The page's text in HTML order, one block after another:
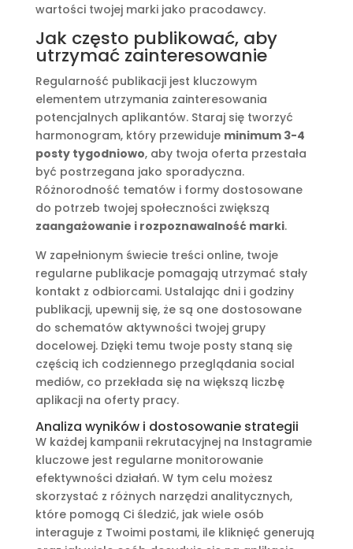
wartości twojej marki jako pracodawcy.
Jak często publikować, aby
utrzymać zainteresowanie
Regularność publikacji jest kluczowym
elementem utrzymania zainteresowania
potencjalnych aplikantów. Staraj się tworzyć
harmonogram, który przewiduje minimum 3-4
posty tygodniowo, aby twoja oferta przestała
być postrzegana jako sporadyczna.
Różnorodność tematów i formy dostosowane
do potrzeb twojej społeczności zwiększą
zaangażowanie i rozpoznawalność marki.
W zapełnionym świecie treści online, twoje
regularne publikacje pomagają utrzymać stały
kontakt z odbiorcami. Ustalając dni i godziny
publikacji, upewnij się, że są one dostosowane
do schematów aktywności twojej grupy
docelowej. Dzięki temu twoje posty staną się
częścią ich codziennego przeglądania social
mediów, co przekłada się na większą liczbę
aplikacji na oferty pracy.
Analiza wyników i dostosowanie strategii
W każdej kampanii rekrutacyjnej na Instagramie
kluczowe jest regularne monitorowanie
efektywności działań. W tym celu możesz
skorzystać z różnych narzędzi analitycznych,
które pomogą Ci śledzić, jak wiele osób
interaguje z Twoimi postami, ile kliknięć generują